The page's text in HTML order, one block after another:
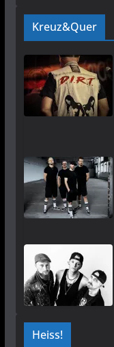
Kreuz&Quer
Heiss!